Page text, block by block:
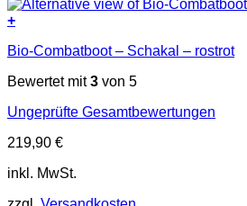
+
Produkt
mehrere
auf.
Optionen
können
auf
der
Bio-Combatboot – Schakal – rostrot
Bewertet mit3 von 5
Ungeprüfte Gesamtbewertungen
219,90 €
inkl. MwSt.